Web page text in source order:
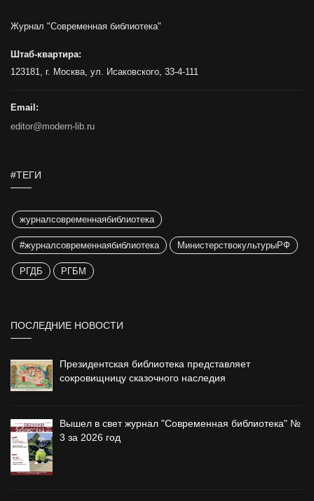
Журнал "Современная библиотека"
Штаб-квартира:
123181, г. Москва, ул. Исаковского, 33-4-111
Email:
editor@modern-lib.ru
#ТЕГИ
журналсовременнаябиблиотека
#журналсовременнаябиблиотека МинистерствокультурыРФ
РГДБ РГБМ
ПОСЛЕДНИЕ НОВОСТИ
Президентская библиотека представляет
сокровищницу сказочного наследия
Вышел в свет журнал "Современная библиотека" №
3 за 2026 год